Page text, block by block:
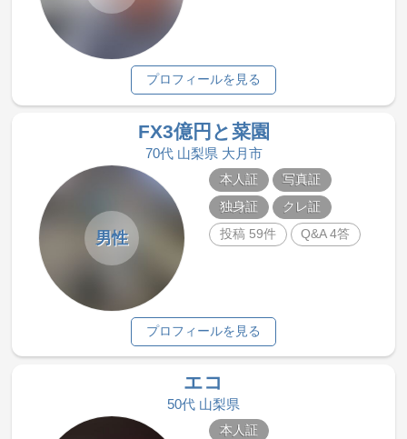
プロフィールを見る
FX3億円と菜園
70代 山梨県 大月市
男性
本人証
写真証
独身証
クレ証
投稿 59件
Q&A 4答
プロフィールを見る
エコ
50代 山梨県
本人証